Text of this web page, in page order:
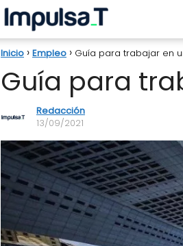
Inicio Empleo Guía para trabajar en
Guía para
Redacción
13/09/2021